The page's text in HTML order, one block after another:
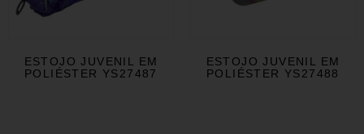
ESTOJO JUVENIL EM
POLIÉSTER YS27487
ESTOJO JUVENIL EM
POLIÉSTER YS27488